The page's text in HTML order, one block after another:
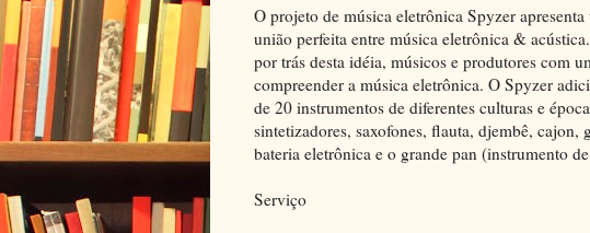
O projeto de música eletrônica Spyzer
união perfeita entre música eletrônica &
por trás desta idéia, músicos e produtores com
compreender a música eletrônica. O Spyzer
de 20 instrumentos de diferentes culturas e
sintetizadores, saxofones, flauta, djembê,
bateria eletrônica e o grande pan (instrumento
Serviço